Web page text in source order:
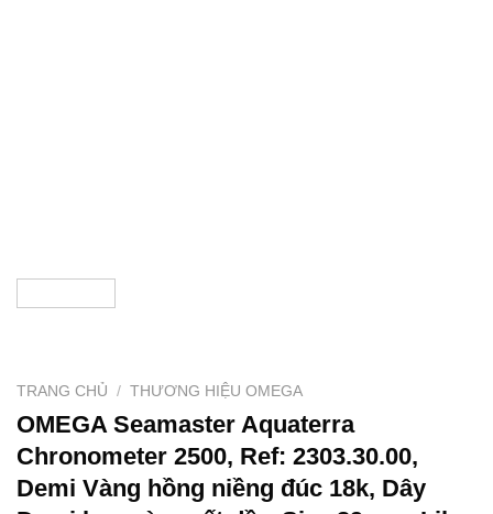
TRANG CHỦ / THƯƠNG HIỆU OMEGA
OMEGA Seamaster Aquaterra
Chronometer 2500, Ref: 2303.30.00,
Demi Vàng hồng niềng đúc 18k, Dây